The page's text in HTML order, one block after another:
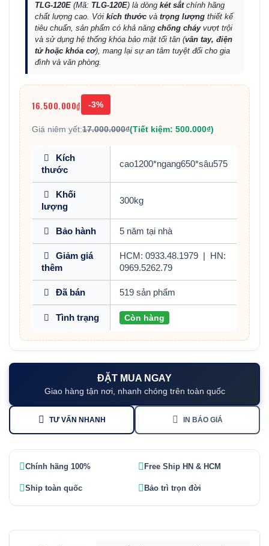
TLG-120E (Mã: TLG-120E) là dòng két sắtchính hãng
chất lượng cao. Với kích thước và trọng lượng thiết kế
tiêu chuẩn, sản phẩm có khả năng chống cháyvượt trội
và sử dụng hệ thống khóa bảo mật tối tân (vân tay, điện
tử hoặc khóa cơ), mang lại sự an tâm tuyệt đối cho gia
đình và văn phòng.
16.500.000₫ -3%
Giá niêm yết:17.000.000₫(Tiết kiệm: 500.000₫)
Kích
thước
cao1200*ngang650*sâu575
Khối
lượng
300kg
Bảo hành 5 năm tại nhà
Giảm giá
thêm
HCM: 0933.48.1979
HN:
0969.5262.79
Đã bán 519 sản phẩm
Tình trạng Còn hàng
ĐẶT MUA NGAY
Giao hàng tận nơi, nhanh chóng trên toàn quốc
TƯ VẤN NHANH IN BÁO GIÁ
Chính hãng 100% Free Ship HN & HCM
Ship toàn quốc Bảo trì trọn đời